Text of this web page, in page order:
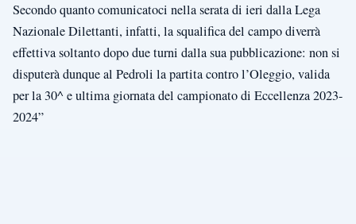
Secondo quanto comunicatoci nella serata di ieri dalla Lega
Nazionale Dilettanti, infatti, la squalifica del campo diverrà
effettiva soltanto dopo due turni dalla sua pubblicazione: non si
disputerà dunque al Pedroli la partita contro l’Oleggio, valida
per la 30^ e ultima giornata del campionato di Eccellenza 2023-
2024”